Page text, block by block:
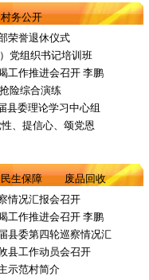
村务公开
荣誉退休仪式
党组织书记培训班
工作推进会召开 李鹏
险综合演练
县委理论学习中心组
性、提信心、颂党恩
民生保障
废品回收
情况汇报会召开
工作推进会召开 李鹏
县委第四轮巡察情况汇
县工作动员会召开
示范村简介